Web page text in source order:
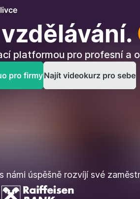
platformou pro profesní a
pro firmyNajít videokurz pro sebe
námi úspěšně rozvíjí své